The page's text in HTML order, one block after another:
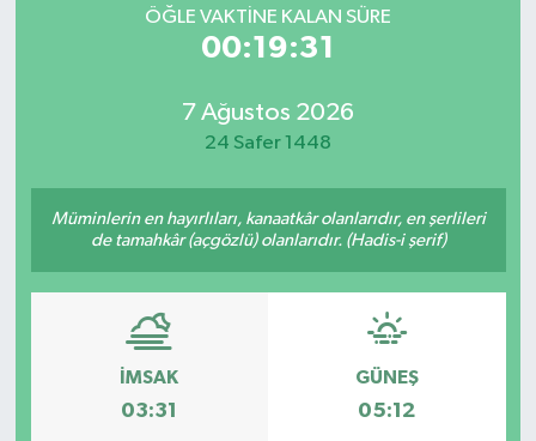
ÖĞLE VAKTINE KALAN SÜRE
00:19:31
7 Ağustos 2026
24 Safer 1448
Müminlerin en hayırlıları, kanaatkâr olanlarıdır, en şerlileri
de tamahkâr (açgözlü) olanlarıdır. (Hadis-i şerif)
İMSAK
03:31
GÜNEŞ
05:12